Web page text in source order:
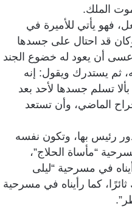
الملك.
فهو يأتي للأميرة في
قد احتال على جسدها
عسى أن يعود له خضوع الجند
ثم يستدرك ويقول: إنه
تسلم جسدها لأحد بعد
الماضي، وأن تستعد
رئيس بها، وتكون نفسه
“مأساة الحلاج”،
في مسرحية “ليلى
كما رأيناه في مسرحية